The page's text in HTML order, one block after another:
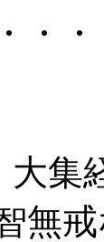
・
集経
無